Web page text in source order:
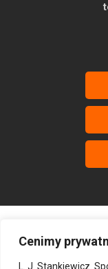
Cenimy
L. J. Stankiewicz.